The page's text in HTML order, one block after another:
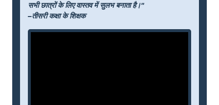
सभी छात्रों के लिए वास्तव में सुलभ बनाता है।"
–तीसरी कक्षा के शिक्षक